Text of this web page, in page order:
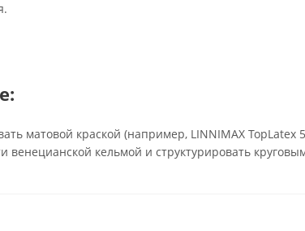
матовой краской (например, LINNIMAX
венецианской кельмой и структурировать